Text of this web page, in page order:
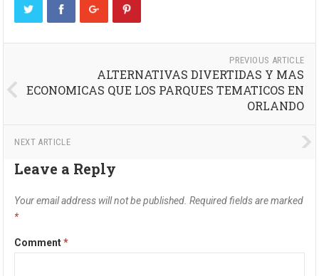
PREVIOUS ARTICLE
ALTERNATIVAS DIVERTIDAS Y MAS
ECONOMICAS QUE LOS PARQUES TEMATICOS EN
ORLANDO
NEXT ARTICLE
Leave a Reply
Your email address will not be published. Required fields are marked
*
Comment*